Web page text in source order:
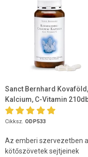
Sanct Bernhard Kovaföld,
Kalcium, C-Vitamin
Cikksz. ODP533
Az emberi szervezetben a
kötőszövetek sejtjeinek